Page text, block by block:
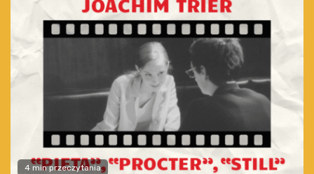
4 min przeczytania